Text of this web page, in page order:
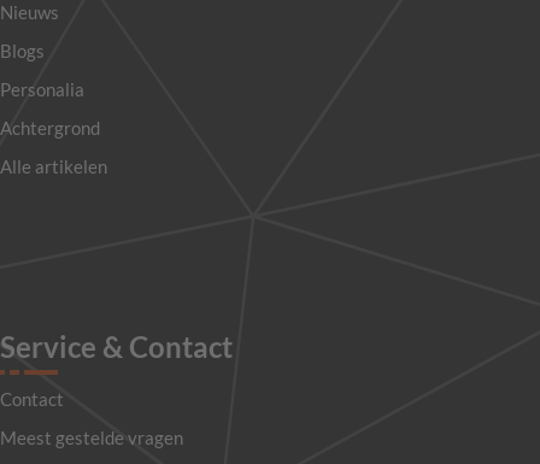
Nieuws
Blogs
Personalia
Achtergrond
Alle artikelen
Service & Contact
Contact
Meest gestelde vragen